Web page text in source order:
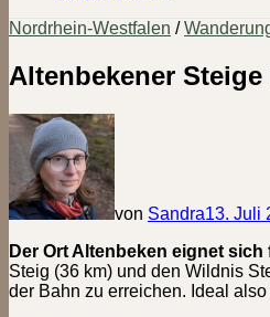
Nordrhein-Westfalen /
Altenbekener
von Sandra13. Juli
Der Ort Altenbeken eignet
Steig (36 km) und den Wildnis
der Bahn zu erreichen. Ideal